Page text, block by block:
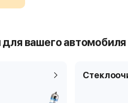
для вашего автомобиля